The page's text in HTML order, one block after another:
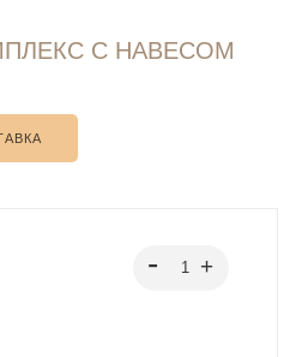
С НАВЕСОМ